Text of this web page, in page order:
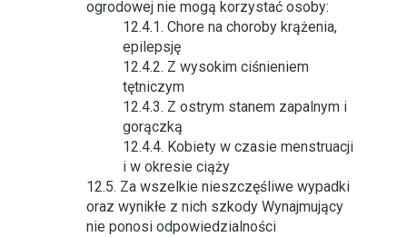
ogrodowej nie mogą korzystać osoby:
12.4.1. Chore na choroby krążenia,
epilepsję
12.4.2. Z wysokim ciśnieniem
tętniczym
12.4.3. Z ostrym stanem zapalnym i
gorączką
12.4.4. Kobiety w czasie menstruacji
i w okresie ciąży
12.5. Za wszelkie nieszczęśliwe wypadki
oraz wynikłe z nich szkody Wynajmujący
nie ponosi odpowiedzialności